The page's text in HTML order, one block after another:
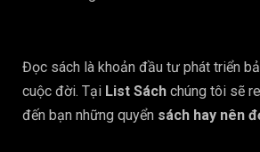
Đọc sách là khoản đầu tư phát triển
cuộc đời. Tại List Sách chúng tôi sẽ
đến bạn những quyển sách hay nên